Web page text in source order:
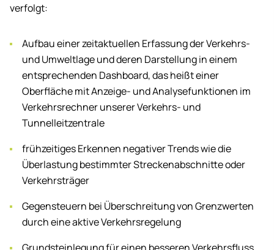
verfolgt:
Aufbau einer zeitaktuellen Erfassung der Verkehrs-
und Umweltlage und deren Darstellung in einem
entsprechenden Dashboard, das heißt einer
Oberfläche mit Anzeige- und Analysefunktionen im
Verkehrsrechner unserer Verkehrs- und
Tunnelleitzentrale
frühzeitiges Erkennen negativer Trends wie die
Überlastung bestimmter Streckenabschnitte oder
Verkehrsträger
Gegensteuern bei Überschreitung von Grenzwerten
durch eine aktive Verkehrsregelung